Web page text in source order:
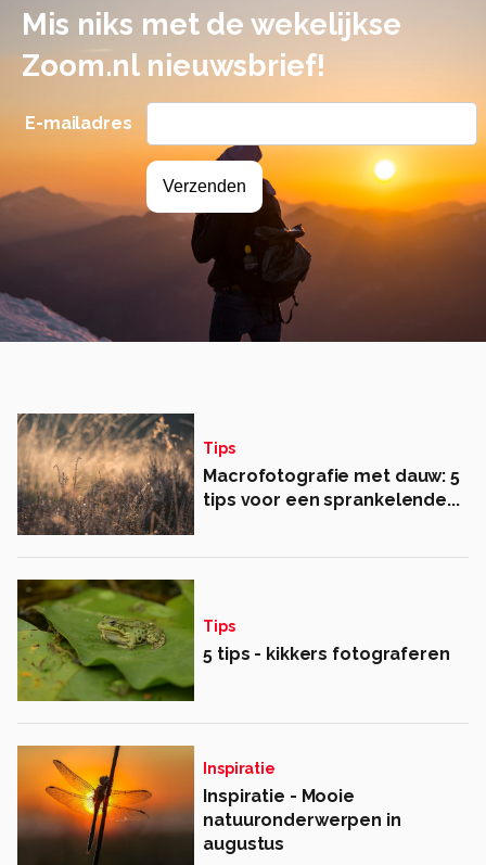
Mis niks met de wekelijkse
Zoom.nl nieuwsbrief!
E-mailadres
Tips
Macrofotografie met dauw: 5
tips voor een sprankelende...
Tips
5 tips - kikkers fotograferen
Inspiratie
Inspiratie - Mooie
natuuronderwerpen in
augustus